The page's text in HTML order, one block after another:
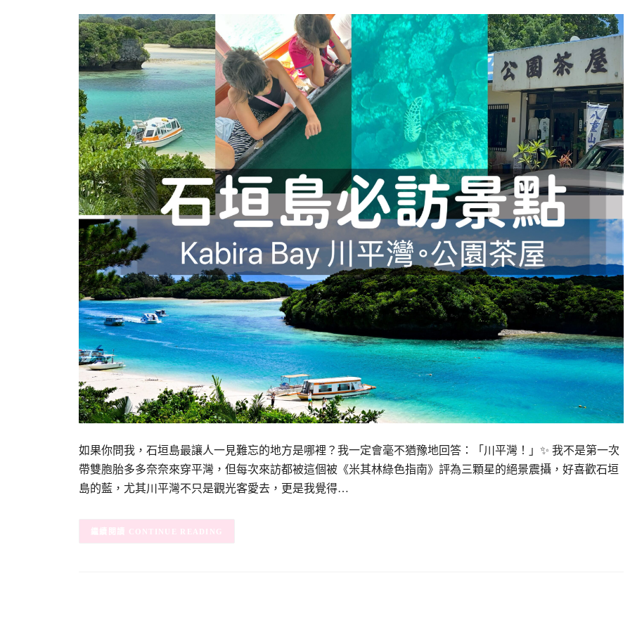
如果你問我，石垣島最讓人一見難忘的地方是哪裡？我一定會毫不猶豫地回答：「川平灣！」✨ 我不是第一次
帶雙胞胎多多奈奈來穿平灣，但每次來訪都被這個被《米其林綠色指南》評為三顆星的絕景震攝，好喜歡石垣
島的藍，尤其川平灣不只是觀光客愛去，更是我覺得…
CONTINUE READING